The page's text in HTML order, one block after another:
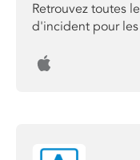
Retrouvez toutes
d'incident pour